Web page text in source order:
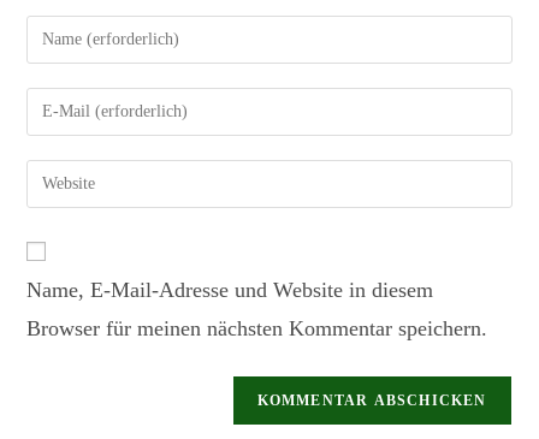
Name, E-Mail-Adresse und Website in diesem
Browser für meinen nächsten Kommentar speichern.